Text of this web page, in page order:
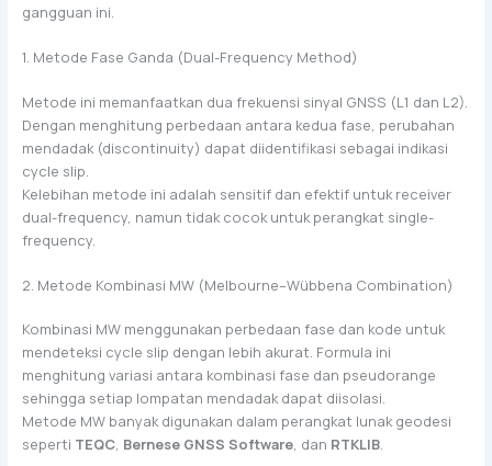
gangguan ini.
1. Metode Fase Ganda (Dual-Frequency Method)
Metode ini memanfaatkan dua frekuensi sinyal GNSS (L1 dan L2).
Dengan menghitung perbedaan antara kedua fase, perubahan
mendadak (discontinuity) dapat diidentifikasi sebagai indikasi
cycle slip.
Kelebihan metode ini adalah sensitif dan efektif untuk receiver
dual-frequency, namun tidak cocok untuk perangkat single-
frequency.
2. Metode Kombinasi MW (Melbourne–Wübbena Combination)
Kombinasi MW menggunakan perbedaan fase dan kode untuk
mendeteksi cycle slip dengan lebih akurat. Formula ini
menghitung variasi antara kombinasi fase dan pseudorange
sehingga setiap lompatan mendadak dapat diisolasi.
Metode MW banyak digunakan dalam perangkat lunak geodesi
seperti TEQC, Bernese GNSS Software, dan RTKLIB.